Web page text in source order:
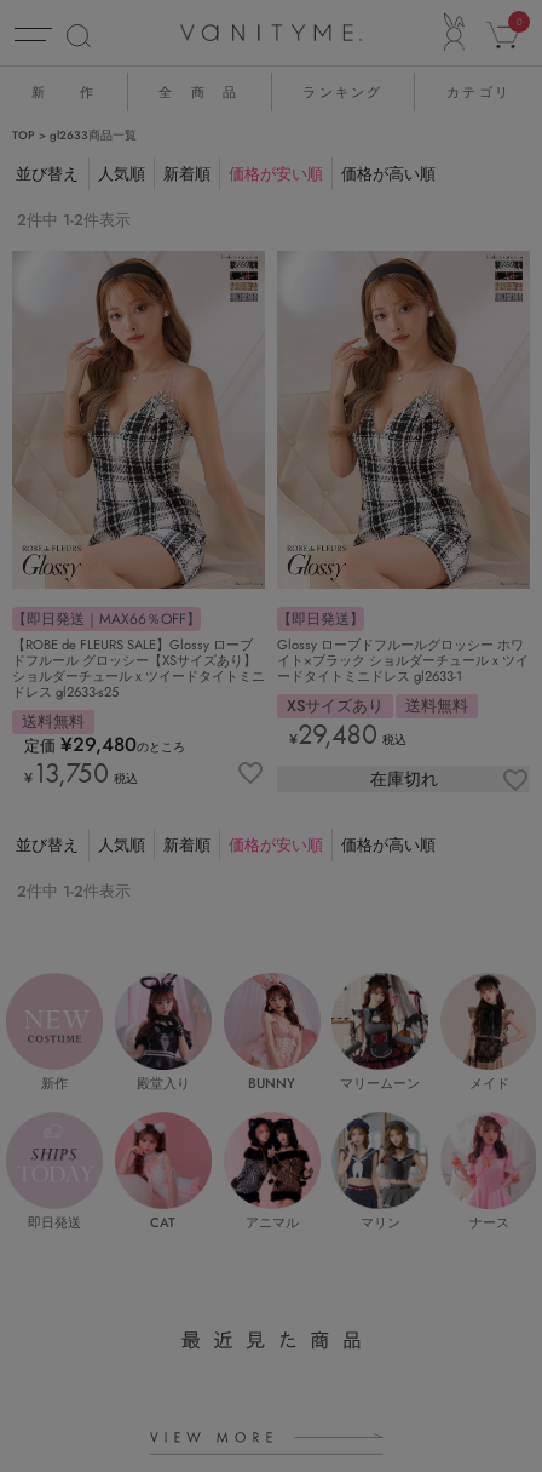
0
新 作 全 商 品 ランキング カテゴリ
TOP gl2633商品一覧
並び替え 人気順 新着順 価格が安い順
価格が高い順
2件中 1-2件表示
【即日発送｜MAX66％OFF】
【ROBE de FLEURS SALE】Glossy ローブ
ドフルール グロッシー【XSサイズあり】
ショルダーチュールｘツイードタイトミニ
ドレス gl2633-s25
送料無料
定価 ¥29,480のところ
¥ 13,750 税込
【即日発送】
Glossy ローブドフルールグロッシー ホワ
イト×ブラック ショルダーチュールｘツイ
ードタイトミニドレス gl2633-1
XSサイズあり 送料無料
¥29,480 税込
在庫切れ
並び替え 人気順 新着順 価格が安い順
価格が高い順
2件中 1-2件表示
新作
即日発送
殿堂入り
CAT
BUNNY
アニマル
マリームーン
マリン
メイド
ナース